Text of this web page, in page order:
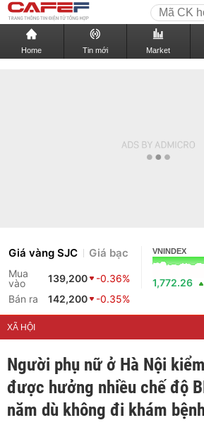
Home Tin mới Market
Giá vàng SJC Giá bạc
Mua
vào
139,200
-0.36%
Bán ra
142,200 -0.35%
VNINDEX
1,772.26
XÃ HỘI
Người phụ nữ ở Hà Nội
được hưởng nhiều chế độ
năm dù không đi khám bệnh